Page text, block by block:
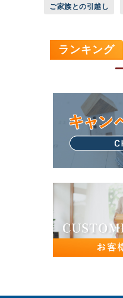
ご家族との引越し
ランキング